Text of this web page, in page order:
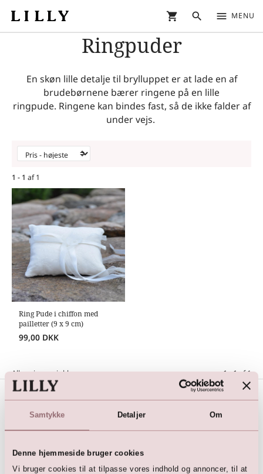
Samtykke Detaljer Om
Denne hjemmeside bruger cookies
Vi bruger cookies til at tilpasse vores indhold og annoncer, til at
shopping_cart search menu MENU
Ringpuder
En skøn lille detalje til brylluppet er at lade en af
brudebørnene bærer ringene på en lille
ringpude. Ringene kan bindes fast, så de ikke falder af
under vejs.
1 - 1 af1
Ring Pude i chiffon med
pailletter (9 x 9 cm)
99,00 DKK
Alle priser er inkl. moms 1 - 1af1
Book et prøverum
Nyhedsbrev